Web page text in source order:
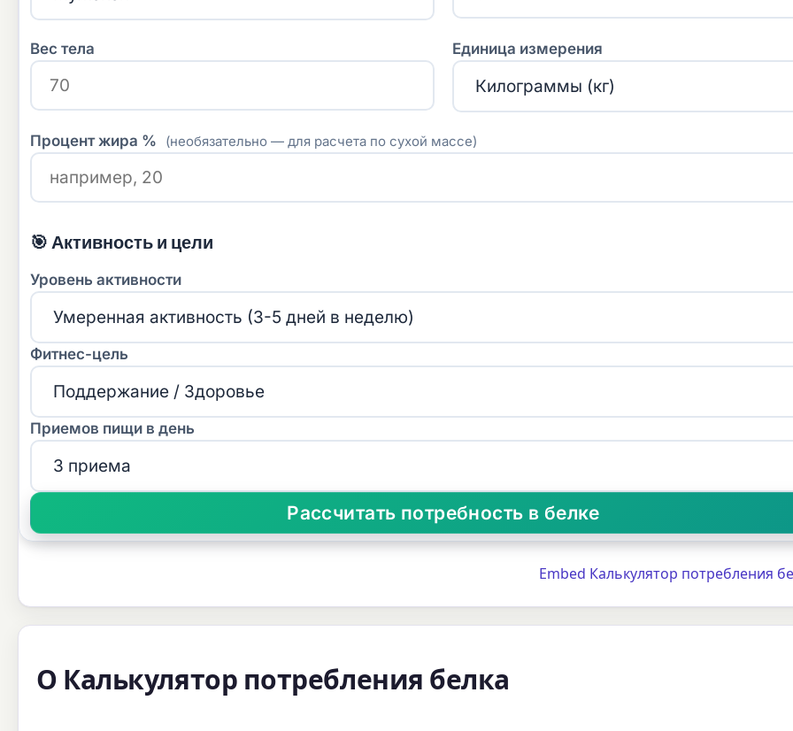
Вес тела Единица измерения
Процент жира % (необязательно — для расчета по сухой массе)
🎯 Активность и цели
Уровень активности
Фитнес-цель
Приемов пищи в день
Embed Калькулятор потребления
О Калькулятор потребления белка